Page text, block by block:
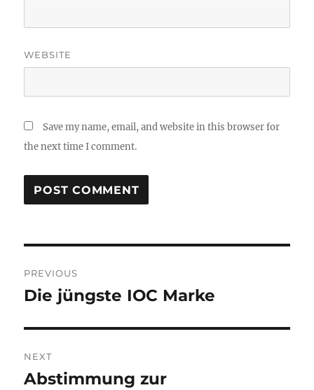
WEBSITE
Save my name, email, and website in this browser for
the next time I comment.
navigation
PREVIOUS
Previous
Die jüngste IOC Marke
NEXT
Next
Abstimmung zur